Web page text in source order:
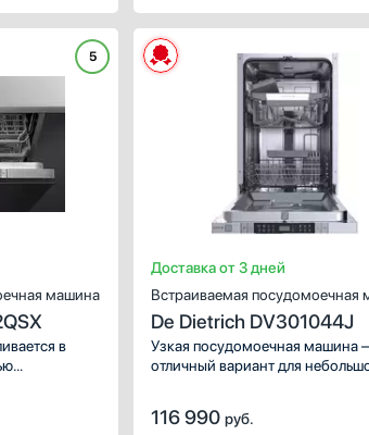
любую программу.
5
машина
в
Доставка от 3 дней
Встраиваемая посудомоечная
De Dietrich DV301044J
Узкая посудомоечная машина
отличный вариант для
позволяет бережно и
116 990 руб.